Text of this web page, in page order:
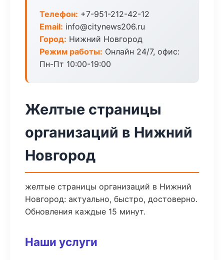
Телефон: +7-951-212-42-12
Email: info@citynews206.ru
Город: Нижний Новгород
Режим работы: Онлайн 24/7, офис:
Пн-Пт 10:00-19:00
Желтые страницы
организаций в Нижний
Новгород
желтые страницы организаций в Нижний
Новгород: актуально, быстро, достоверно.
Обновления каждые 15 минут.
Наши услуги